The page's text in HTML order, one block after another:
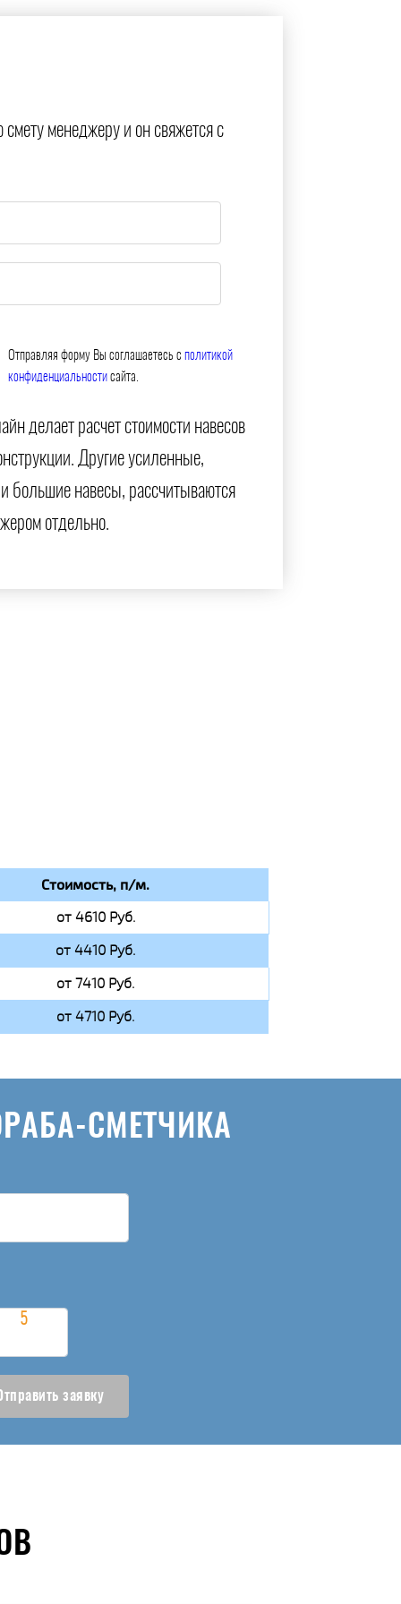
смету менеджеру и он свяжется с
Отправляя форму Вы соглашаетесь с политикой
конфиденциальности сайта.
делает расчет стоимости навесов
Другие усиленные,
большие навесы, рассчитываются
отдельно.
Стоимость, п/м.
от 4610 Руб.
от 4410 Руб.
от 7410 Руб.
от 4710 Руб.
СМЕТЧИКА
заявку